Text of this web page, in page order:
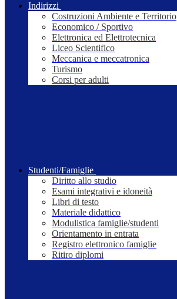
Indirizzi
Costruzioni Ambiente e Territorio
Economico / Sportivo
Elettronica ed Elettrotecnica
Liceo Scientifico
Meccanica e meccatronica
Turismo
Corsi per adulti
Studenti/Famiglie
Diritto allo studio
Esami integrativi e idoneità
Libri di testo
Materiale didattico
Modulistica famiglie/studenti
Orientamento in entrata
Registro elettronico famiglie
Ritiro diplomi